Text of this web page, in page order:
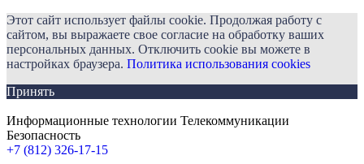
Этот сайт использует файлы cookie. Продолжая работу с
сайтом, вы выражаете свое согласие на обработку ваших
персональных данных. Отключить cookie вы можете в
настройках браузера. Политика использования cookies
Принять
Информационные технологии Телекоммуникации
Безопасность
+7 (812) 326-17-15